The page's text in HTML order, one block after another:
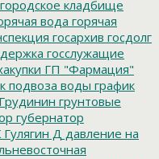
городское кладбище
вода горячая
госархив госдолг
госслужащие
ГП "Фармация"
подвоза воды график
Грудинин грунтовые
губернатор
Гулягин Д давление на